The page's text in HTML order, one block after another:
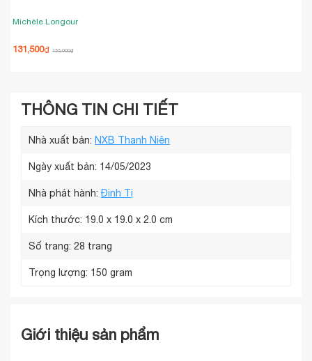
Michèle Longour
131,500₫ 155,000₫
THÔNG TIN CHI TIẾT
Nhà xuất bản: NXB Thanh Niên
Ngày xuất bản: 14/05/2023
Nhà phát hành:Đinh Tị
Kích thước: 19.0 x 19.0 x 2.0 cm
Số trang: 28 trang
Trọng lượng: 150 gram
Giới thiệu sản phẩm